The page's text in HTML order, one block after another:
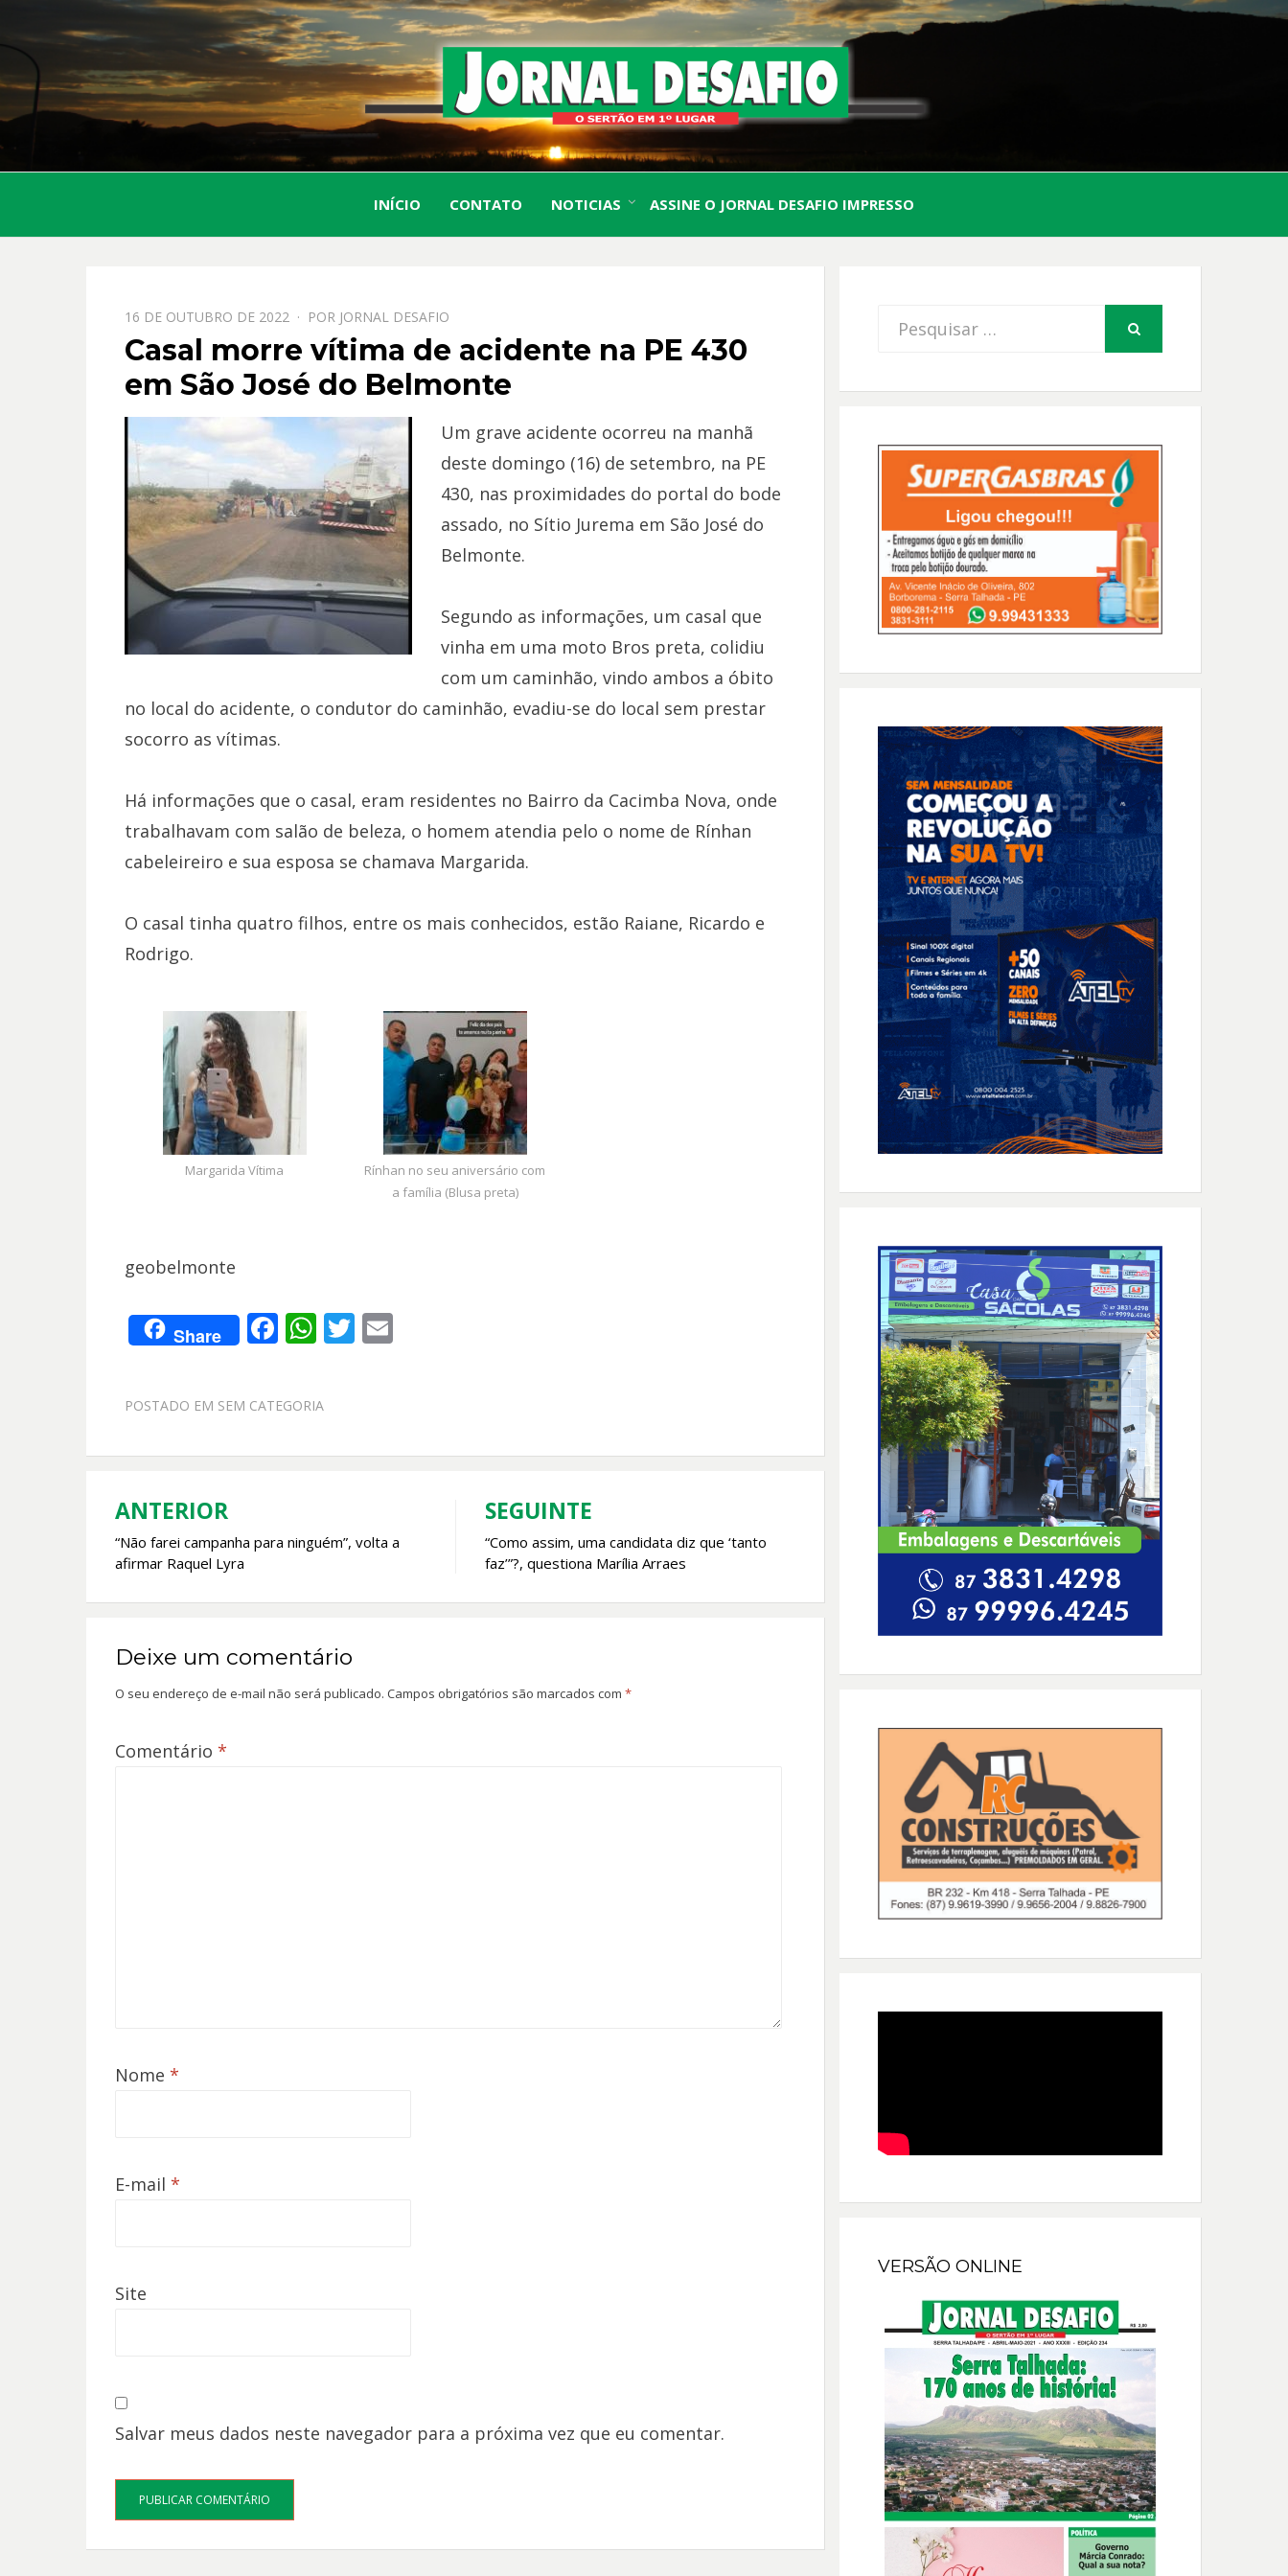
JORNAL
DESAFIO
O Sertão em 1º Lugar
INÍCIO CONTATO NOTICIAS ASSINE O JORNAL DESAFIO IMPRESSO
PPOSTADO
EM
16 DE OUTUBRO DE 2022 POR JORNAL DESAFIO
Casal morre vítima de acidente na PE 430
em São José do Belmonte
Um grave acidente ocorreu na manhã
deste domingo (16) de setembro, na PE
430, nas proximidades do portal do bode
assado, no Sítio Jurema em São José do
Belmonte.
Segundo as informações, um casal que
vinha em uma moto Bros preta, colidiu
com um caminhão, vindo ambos a óbito
no local do acidente, o condutor do caminhão, evadiu-se do local sem prestar
socorro as vítimas.
Há informações que o casal, eram residentes no Bairro da Cacimba Nova, onde
trabalhavam com salão de beleza, o homem atendia pelo o nome de Rínhan
cabeleireiro e sua esposa se chamava Margarida.
O casal tinha quatro filhos, entre os mais conhecidos, estão Raiane, Ricardo e
Rodrigo.
Margarida Vítima
Rínhan no seu aniversário com
a família (Blusa preta)
geobelmonte
Share F
b
o
W
s
A
T E
POSTADO EM SEM CATEGORIA
Navegação
de
ANTERIOR
“Não farei campanha para ninguém”, volta a
afirmar Raquel Lyra
SEGUINTE
“Como assim, uma candidata diz que ‘tanto
faz’”?, questiona Marília Arraes
Deixe um comentário
O seu endereço de e-mail não será publicado. Campos obrigatórios são marcados com *
Comentário *
Nome *
E-mail *
Site
Salvar meus dados neste navegador para a próxima vez que eu comentar.
Procurar
VERSÃO ONLINE